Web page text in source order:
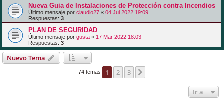
Nueva Guia de Instalaciones de Protección contra Incendios
Último mensaje por claudio27 « 04 Jul 2022 19:09
Respuestas: 3
PLAN DE SEGURIDAD
Último mensaje por gusta « 17 Mar 2022 18:03
Respuestas: 3
Nuevo Tema
74 temas 1 2 3
Ir a